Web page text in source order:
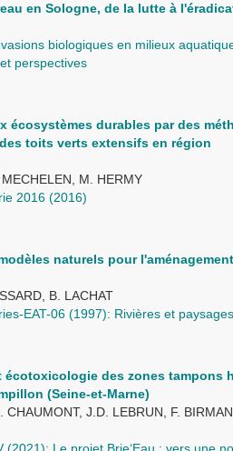
en Sologne, de la lutte à
biologiques en milieux
perspectives
écosystèmes durables par des
toits verts extensifs en région
M. HERMY
2016 (2016)
naturels pour
B. LACHAT
EAT-06 (1997): Rivières et paysages
écotoxicologie des zones tampons
(Seine-et-Marne)
CHAUMONT, J.D. LEBRUN, F.